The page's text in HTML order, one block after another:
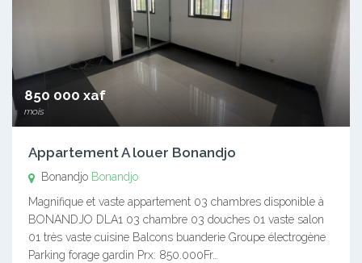
850 000 xaf
mois
Appartement A louer Bonandjo
Bonandjo Bonandjo
Magnifique et vaste appartement 03 chambres disponible à
BONANDJO DLA1 03 chambre 03 douches 01 vaste salon
01 très vaste cuisine Balcons buanderie Groupe électrogène
Parking forage gardin Prx: 850.000Fr…